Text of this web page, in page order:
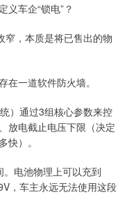
义车企“锁电”？
窄，本质是将已售出的物
一道软件防火墙。
）通过3组核心参数来控
放电截止电压下限（决定
）。
电池物理上可以充到
，车主永远无法使用这段